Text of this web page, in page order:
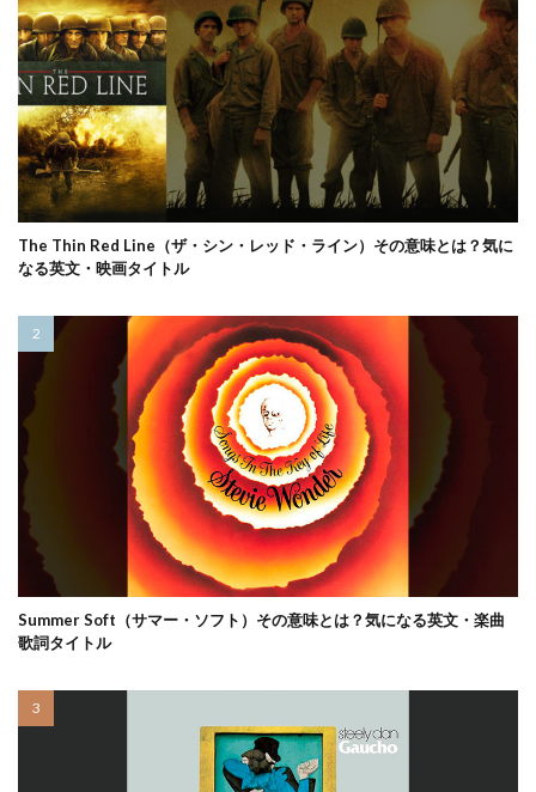
The Thin Red Line（ザ・シン・レッド・ライン）その意味とは？気に
なる英文・映画タイトル
Summer Soft（サマー・ソフト）その意味とは？気になる英文・楽曲
歌詞タイトル